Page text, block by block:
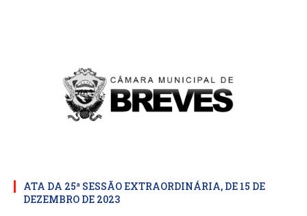
ATA DA 25ª SESSÃO EXTRAORDINÁRIA, DE 15 DE
DEZEMBRO DE 2023